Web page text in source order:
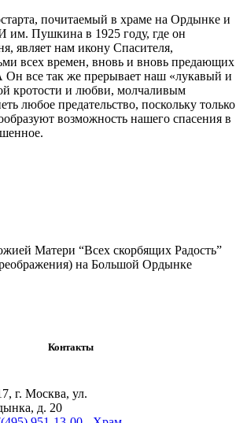
почитаемый в храме на Ордынке и
Пушкина в 1925 году, где он
являет нам икону Спасителя,
всех времен, вновь и вновь предающих
Он все так же прерывает наш «лукавый и
кротости и любви, молчаливым
любое предательство, поскольку только
возможность нашего спасения в
Матери “Всех скорбящих Радость”
на Большой Ордынке
Контакты
г. Москва, ул.
д. 20